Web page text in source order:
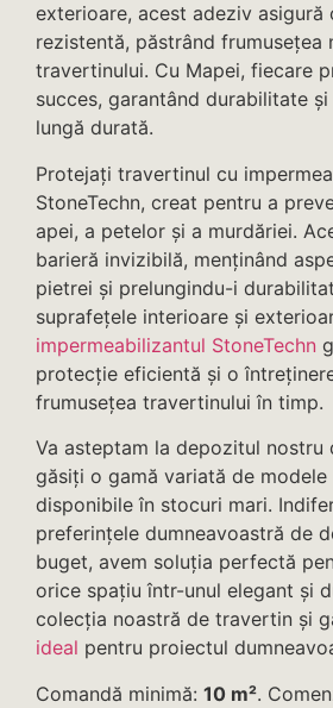
exterioare, acest adeziv asigură
rezistentă, păstrând frumusețea
travertinului. Cu Mapei, fiecare
succes, garantând durabilitate
lungă durată.
Protejați travertinul cu
StoneTechn, creat pentru a
apei, a petelor și a murdăriei.
barieră invizibilă, menținând
pietrei și prelungindu-i
suprafețele interioare și
impermeabilizantul StoneTechn
protecție eficientă și o
frumusețea travertinului în timp.
Va asteptam la depozitul nostru
găsiți o gamă variată de modele
disponibile în stocuri mari.
preferințele dumneavoastră de
buget, avem soluția perfectă
orice spațiu într-unul elegant și
colecția noastră de travertin și
ideal pentru proiectul
Comandă minimă: 10 m².